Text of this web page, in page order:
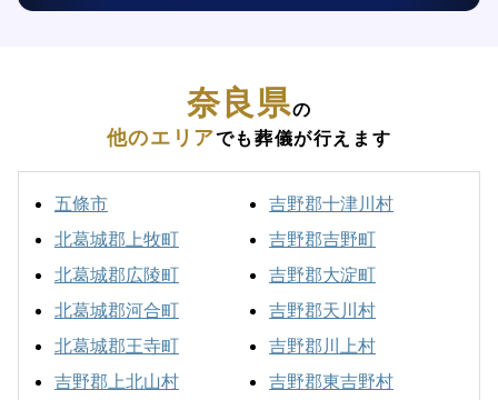
奈良県の
他のエリアでも葬儀が行えます
五條市
北葛城郡上牧町
北葛城郡広陵町
北葛城郡河合町
北葛城郡王寺町
吉野郡上北山村
吉野郡十津川村
吉野郡吉野町
吉野郡大淀町
吉野郡天川村
吉野郡川上村
吉野郡東吉野村